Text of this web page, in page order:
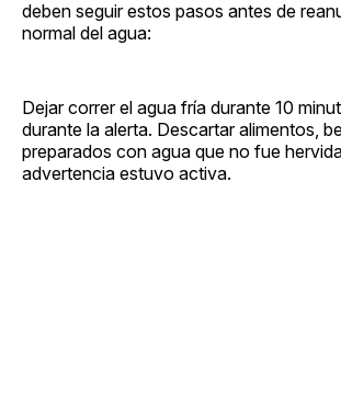
deben seguir estos pasos antes de
normal del agua:
Dejar correr el agua fría durante 10
durante la alerta. Descartar alimentos,
preparados con agua que no fue
advertencia estuvo activa.